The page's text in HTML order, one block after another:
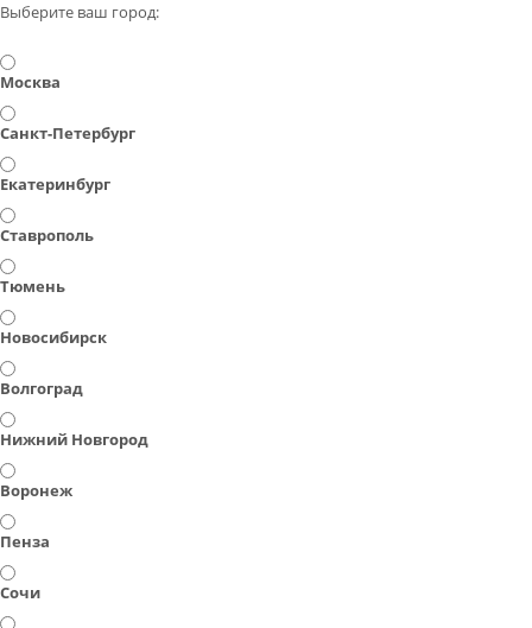
Выберите ваш город:
Москва
Санкт-Петербург
Екатеринбург
Ставрополь
Тюмень
Новосибирск
Волгоград
Нижний Новгород
Воронеж
Пенза
Сочи